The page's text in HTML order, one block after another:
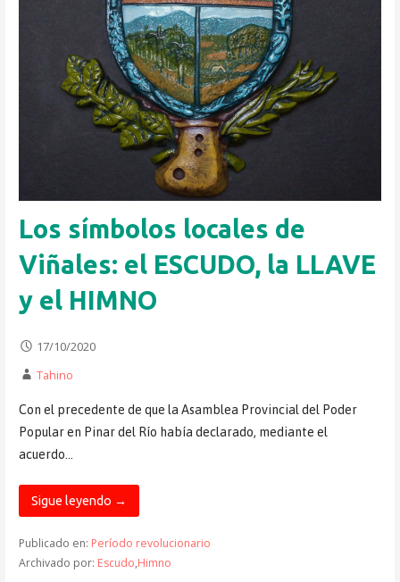
Los símbolos locales de
Viñales: el ESCUDO, la LLAVE
y el HIMNO
17/10/2020
Tahino
Con el precedente de que la Asamblea Provincial del Poder
Popular en Pinar del Río había declarado, mediante el
acuerdo…
Sigue leyendo →
Publicado en: Período revolucionario
Archivado por: Escudo,Himno